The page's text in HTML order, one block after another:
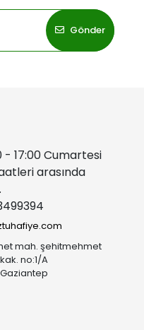
Gönder
- 17:00 Cumartesi
arasında
mah. şehitmehmet
no:1/A